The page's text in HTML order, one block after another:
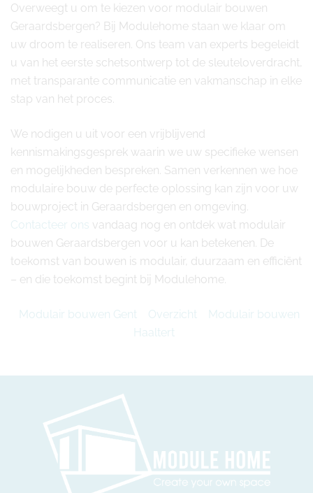
Overweegt u om te kiezen voor modulair bouwen
Geraardsbergen? Bij Modulehome staan we klaar om
uw droom te realiseren. Ons team van experts begeleidt
u van het eerste schetsontwerp tot de sleuteloverdracht,
met transparante communicatie en vakmanschap in elke
stap van het proces.
We nodigen u uit voor een vrijblijvend
kennismakingsgesprek waarin we uw specifieke wensen
en mogelijkheden bespreken. Samen verkennen we hoe
modulaire bouw de perfecte oplossing kan zijn voor uw
bouwproject in Geraardsbergen en omgeving.
Contacteer ons vandaag nog en ontdek wat modulair
bouwen Geraardsbergen voor u kan betekenen. De
toekomst van bouwen is modulair, duurzaam en efficiënt
– en die toekomst begint bij Modulehome.
Modulair bouwen Gent Overzicht
Modulair bouwen
Haaltert